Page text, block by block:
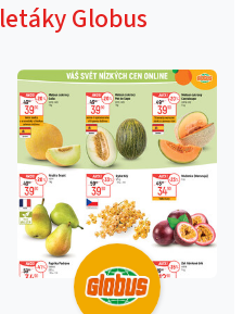
letáky Globus